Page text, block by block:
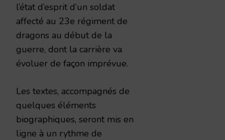
l’état d’esprit d’un soldat
affecté au 23e régiment de
dragons au début de la
guerre, dont la carrière va
évoluer de façon imprévue.
Les textes, accompagnés de
quelques éléments
biographiques, seront mis en
ligne à un rythme de